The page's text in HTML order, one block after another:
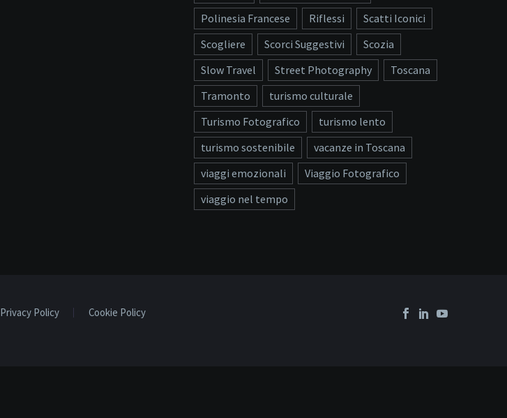
Polinesia Francese
Riflessi
Scatti Iconici
Scogliere
Scorci Suggestivi
Scozia
Slow Travel
Street Photography
Toscana
Tramonto
turismo culturale
Turismo Fotografico
turismo lento
turismo sostenibile
vacanze in Toscana
viaggi emozionali
Viaggio Fotografico
viaggio nel tempo
Privacy Policy Cookie Policy